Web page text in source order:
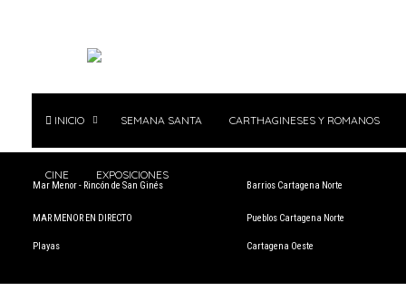
INICIO SEMANA SANTA CARTHAGINESES Y ROMANOS
CINE EXPOSICIONES
Mar Menor - Rincón de San Ginés
MAR MENOR EN DIRECTO
Playas
Barrios Cartagena Norte
Pueblos Cartagena Norte
Cartagena Oeste